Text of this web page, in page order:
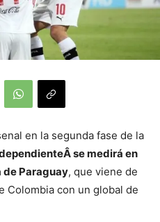
en la segunda fase de la
se medirá en
de Paraguay, que viene de
Colombia con un global de